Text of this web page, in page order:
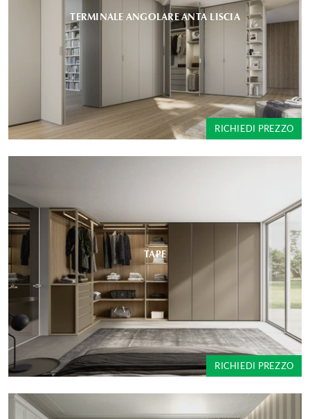
TERMINALE ANGOLARE ANTA LISCIA
RICHIEDI PREZZO
TAPE
RICHIEDI PREZZO